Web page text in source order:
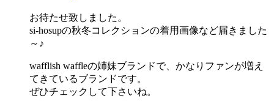
お待たせ致しました。
si-hosupの秋冬コレクションの着用画像など届きました
～♪
wafflish waffleの姉妹ブランドで、かなりファンが増え
てきているブランドです。
ぜひチェックして下さいね。